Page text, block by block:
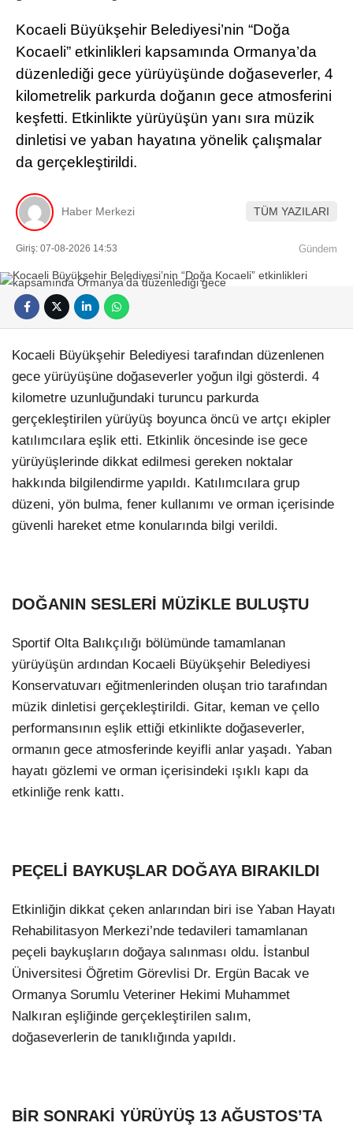
Kocaeli Büyükşehir Belediyesi’nin “Doğa
Kocaeli” etkinlikleri kapsamında Ormanya’da
düzenlediği gece yürüyüşünde doğaseverler, 4
kilometrelik parkurda doğanın gece atmosferini
keşfetti. Etkinlikte yürüyüşün yanı sıra müzik
dinletisi ve yaban hayatına yönelik çalışmalar
da gerçekleştirildi.
Haber Merkezi TÜM YAZILARI
Giriş: 07-08-2026 14:53 Gündem
Kocaeli Büyükşehir Belediyesi tarafından düzenlenen
gece yürüyüşüne doğaseverler yoğun ilgi gösterdi. 4
kilometre uzunluğundaki turuncu parkurda
gerçekleştirilen yürüyüş boyunca öncü ve artçı ekipler
katılımcılara eşlik etti. Etkinlik öncesinde ise gece
yürüyüşlerinde dikkat edilmesi gereken noktalar
hakkında bilgilendirme yapıldı. Katılımcılara grup
düzeni, yön bulma, fener kullanımı ve orman içerisinde
güvenli hareket etme konularında bilgi verildi.
DOĞANIN SESLERİ MÜZİKLE BULUŞTU
Sportif Olta Balıkçılığı bölümünde tamamlanan
yürüyüşün ardından Kocaeli Büyükşehir Belediyesi
Konservatuvarı eğitmenlerinden oluşan trio tarafından
müzik dinletisi gerçekleştirildi. Gitar, keman ve çello
performansının eşlik ettiği etkinlikte doğaseverler,
ormanın gece atmosferinde keyifli anlar yaşadı. Yaban
hayatı gözlemi ve orman içerisindeki ışıklı kapı da
etkinliğe renk kattı.
PEÇELİ BAYKUŞLAR DOĞAYA BIRAKILDI
Etkinliğin dikkat çeken anlarından biri ise Yaban Hayatı
Rehabilitasyon Merkezi’nde tedavileri tamamlanan
peçeli baykuşların doğaya salınması oldu. İstanbul
Üniversitesi Öğretim Görevlisi Dr. Ergün Bacak ve
Ormanya Sorumlu Veteriner Hekimi Muhammet
Nalkıran eşliğinde gerçekleştirilen salım,
doğaseverlerin de tanıklığında yapıldı.
BİR SONRAKİ YÜRÜYÜŞ 13 AĞUSTOS’TA